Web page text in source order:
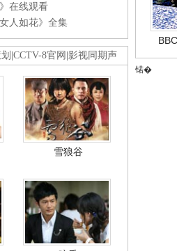
在线观看
人如花》全集
CCTV-8官网 影视同期声
雪狼谷
锘�